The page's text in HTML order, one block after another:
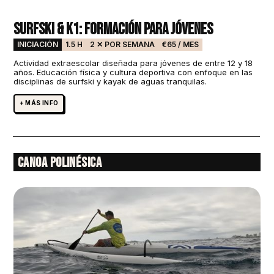
Surfski & K1: Formación para jóvenes
INICIACIÓN 1.5 H 2 ✕ POR SEMANA €65 / MES
Actividad extraescolar diseñada para jóvenes de entre 12 y 18
años. Educación física y cultura deportiva con enfoque en las
disciplinas de surfski y kayak de aguas tranquilas.
+ MÁS INFO
Canoa Polinésica